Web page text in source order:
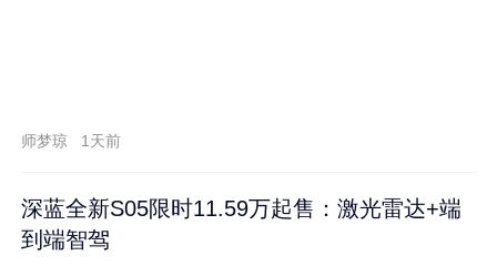
师梦琼 1天前
深蓝全新S05限时11.59万起售：激光雷达+端
到端智驾